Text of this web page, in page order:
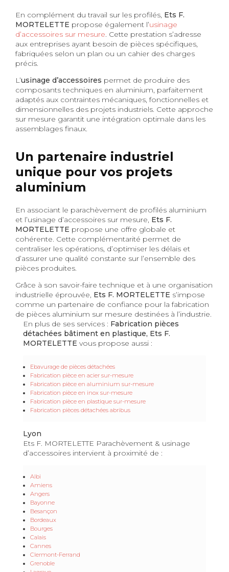
En complément du travail sur les profilés, Ets F.
MORTELETTE propose également l’usinage
d’accessoires sur mesure. Cette prestation s’adresse
aux entreprises ayant besoin de pièces spécifiques,
fabriquées selon un plan ou un cahier des charges
précis.
L’usinage d’accessoires permet de produire des
composants techniques en aluminium, parfaitement
adaptés aux contraintes mécaniques, fonctionnelles et
dimensionnelles des projets industriels. Cette approche
sur mesure garantit une intégration optimale dans les
assemblages finaux.
Un partenaire industriel
unique pour vos projets
aluminium
En associant le parachèvement de profilés aluminium
et l’usinage d’accessoires sur mesure, Ets F.
MORTELETTE propose une offre globale et
cohérente. Cette complémentarité permet de
centraliser les opérations, d’optimiser les délais et
d’assurer une qualité constante sur l’ensemble des
pièces produites.
Grâce à son savoir-faire technique et à une organisation
industrielle éprouvée, Ets F. MORTELETTE s’impose
comme un partenaire de confiance pour la fabrication
de pièces aluminium sur mesure destinées à l’industrie.
En plus de ses services : Fabrication pièces
détachées bâtiment en plastique, Ets F.
MORTELETTE vous propose aussi :
Ebavurage de pièces détachées
Fabrication pièce en acier sur-mesure
Fabrication pièce en aluminium sur-mesure
Fabrication pièce en inox sur-mesure
Fabrication pièce en plastique sur-mesure
Fabrication pièces détachées abribus
Lyon
Ets F. MORTELETTE Parachèvement & usinage
d’accessoires intervient à proximité de :
Albi
Amiens
Angers
Bayonne
Besançon
Bordeaux
Bourges
Calais
Cannes
Clermont-Ferrand
Grenoble